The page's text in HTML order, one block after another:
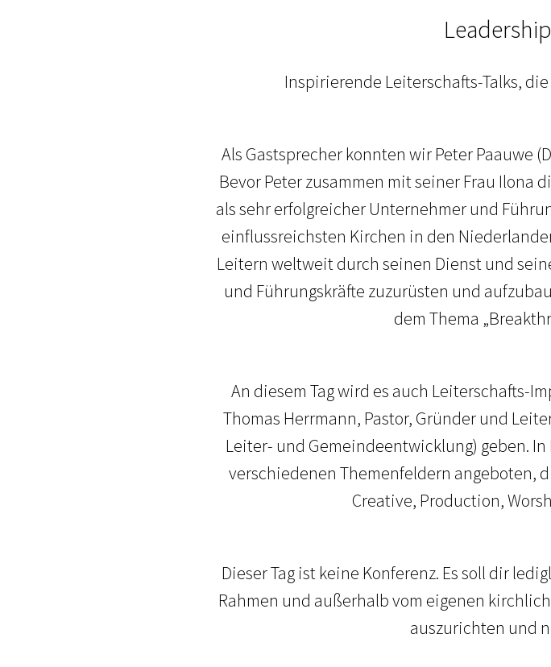
Inspirierende Leiterschafts-Talks,
Als Gastsprecher konnten wir Peter Paauwe
Bevor Peter zusammen mit seiner Frau Ilona
als sehr erfolgreicher Unternehmer und
einflussreichsten Kirchen in den
Leitern weltweit durch seinen Dienst und
und Führungskräfte zuzurüsten und
dem Thema
An diesem Tag wird es auch Leiterschafts-
Thomas Herrmann, Pastor, Gründer und
Leiter- und Gemeindeentwicklung) geben.
verschiedenen Themenfeldern angeboten,
Creative, Production,
Dieser Tag ist keine Konferenz. Es soll dir
Rahmen und außerhalb vom eigenen
auszurichten und